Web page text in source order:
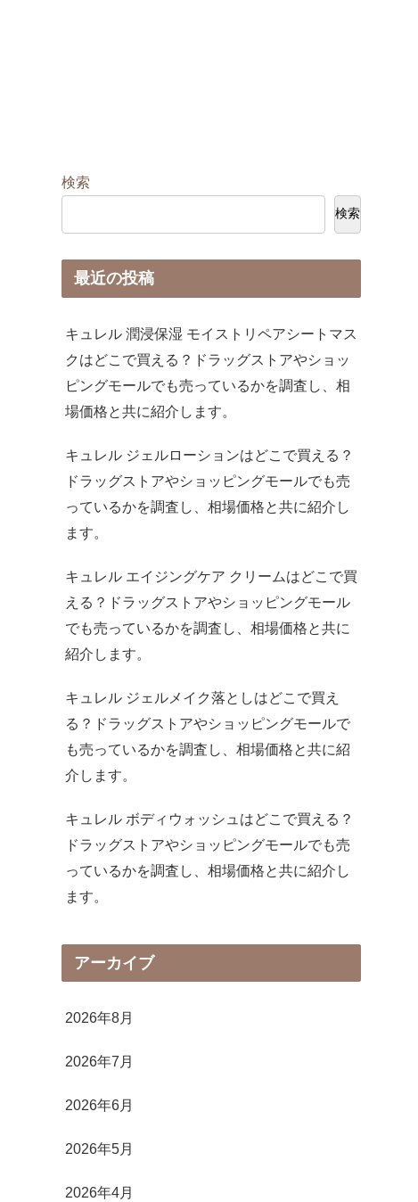
検索
検索
最近の投稿
キュレル 潤浸保湿 モイストリペアシートマス
クはどこで買える？ドラッグストアやショッ
ピングモールでも売っているかを調査し、相
場価格と共に紹介します。
キュレル ジェルローションはどこで買える？
ドラッグストアやショッピングモールでも売
っているかを調査し、相場価格と共に紹介し
ます。
キュレル エイジングケア クリームはどこで買
える？ドラッグストアやショッピングモール
でも売っているかを調査し、相場価格と共に
紹介します。
キュレル ジェルメイク落としはどこで買え
る？ドラッグストアやショッピングモールで
も売っているかを調査し、相場価格と共に紹
介します。
キュレル ボディウォッシュはどこで買える？
ドラッグストアやショッピングモールでも売
っているかを調査し、相場価格と共に紹介し
ます。
アーカイブ
2026年8月
2026年7月
2026年6月
2026年5月
2026年4月